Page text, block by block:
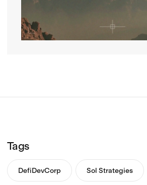
Tags
DefiDevCorp Sol Strategies